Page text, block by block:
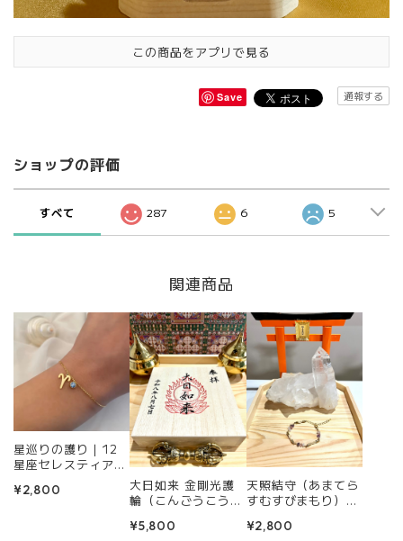
この商品をアプリで見る
Save 通報する
ショップの評価
すべて 287 6 5
関連商品
星巡りの護り｜12
星座セレスティアル
を導く守護星アクセ
¥2,800
大日如来 金剛光護
輪（こんごうこうご
智慧を宿す、大日如
¥5,800
天照結守（あまてら
すむすびまもり）ブ
が編む浄化と太陽の
¥2,800